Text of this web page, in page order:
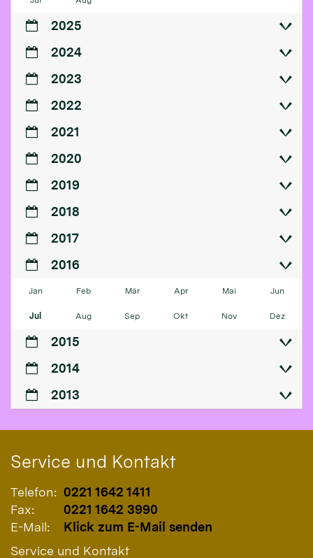
2025
2024
2023
2022
2021
2020
2019
2018
2017
2016
Jan Feb Mär Apr Mai Jun
Jul Aug Sep Okt Nov Dez
2015
2014
2013
Service und Kontakt
Telefon: 0221 1642 1411
Fax:
0221 1642 3990
E-Mail:
Klick zum E-Mail senden
Service und Kontakt